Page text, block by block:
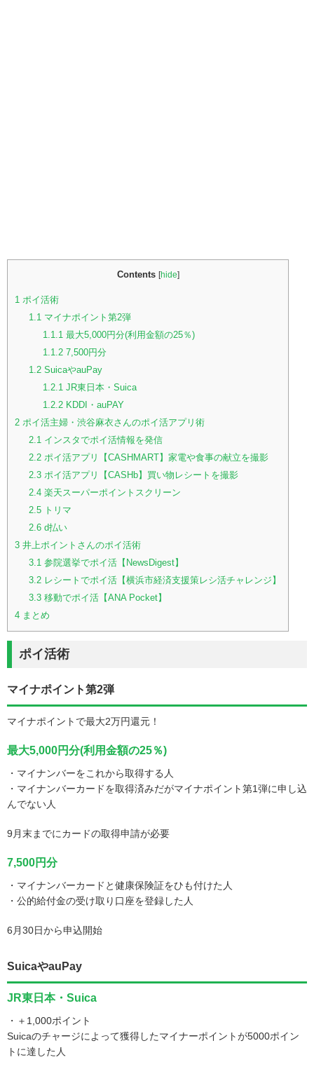
Contents [hide]
1 ポイ活術
1.1 マイナポイント第2弾
1.1.1 最大5,000円分(利用金額の25％)
1.1.27,500円分
1.2SuicaやauPay
1.2.1 JR東日本・Suica
1.2.2KDDI・auPAY
2 ポイ活主婦・渋谷麻衣さんのポイ活アプリ術
2.1 インスタでポイ活情報を発信
2.2ポイ活アプリ【CASHMART】家電や食事の献立を撮影
2.3ポイ活アプリ【CASHb】買い物レシートを撮影
2.4楽天スーパーポイントスクリーン
2.5トリマ
2.6d払い
3 井上ポイントさんのポイ活術
3.1 参院選挙でポイ活【NewsDigest】
3.2レシートでポイ活【横浜市経済支援策レシ活チャレンジ】
3.3移動でポイ活【ANA Pocket】
4 まとめ
ポイ活術
マイナポイント第2弾
マイナポイントで最大2万円還元！
最大5,000円分(利用金額の25％)
・マイナンバーをこれから取得する人
・マイナンバーカードを取得済みだがマイナポイント第1弾に申し込
んでない人
9月末までにカードの取得申請が必要
7,500円分
・マイナンバーカードと健康保険証をひも付けた人
・公的給付金の受け取り口座を登録した人
6月30日から申込開始
SuicaやauPay
JR東日本・Suica
・＋1,000ポイント
Suicaのチャージによって獲得したマイナーポイントが5000ポイン
トに達した人